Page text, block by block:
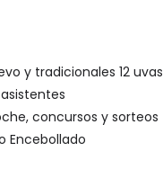
y tradicionales 12 uvas
concursos y sorteos
Encebollado